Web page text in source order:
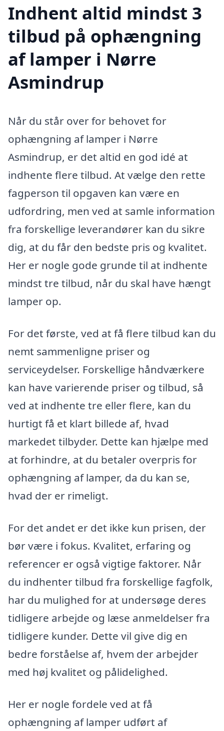
Indhent altid mindst 3
tilbud på ophængning
af lamper i Nørre
Asmindrup
Når du står over for behovet for
ophængning af lamper i Nørre
Asmindrup, er det altid en god idé at
indhente flere tilbud. At vælge den rette
fagperson til opgaven kan være en
udfordring, men ved at samle information
fra forskellige leverandører kan du sikre
dig, at du får den bedste pris og kvalitet.
Her er nogle gode grunde til at indhente
mindst tre tilbud, når du skal have hængt
lamper op.
For det første, ved at få flere tilbud kan du
nemt sammenligne priser og
serviceydelser. Forskellige håndværkere
kan have varierende priser og tilbud, så
ved at indhente tre eller flere, kan du
hurtigt få et klart billede af, hvad
markedet tilbyder. Dette kan hjælpe med
at forhindre, at du betaler overpris for
ophængning af lamper, da du kan se,
hvad der er rimeligt.
For det andet er det ikke kun prisen, der
bør være i fokus. Kvalitet, erfaring og
referencer er også vigtige faktorer. Når
du indhenter tilbud fra forskellige fagfolk,
har du mulighed for at undersøge deres
tidligere arbejde og læse anmeldelser fra
tidligere kunder. Dette vil give dig en
bedre forståelse af, hvem der arbejder
med høj kvalitet og pålidelighed.
Her er nogle fordele ved at få
ophængning af lamper udført af